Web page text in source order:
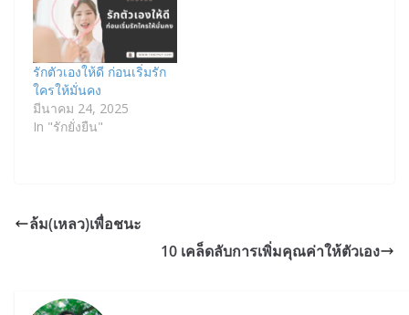
รักตัวเองให้ดี ก่อนเริ่มรัก
ใครให้มั่นคง
มีนาคม 24, 2025
In "รักยั่งยืน"
ล้ม(เหลว)เพื่อชนะ
10 เคล็ดลับการเพิ่มคุณค่าให้ตัวเอง